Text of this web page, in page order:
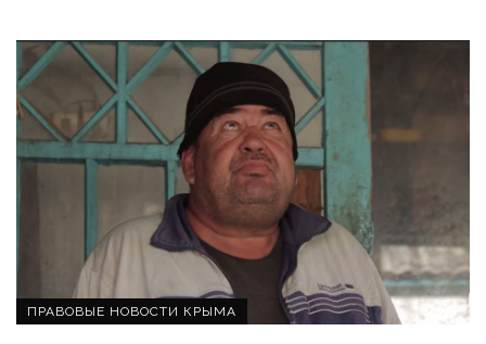
ПРАВОВЫЕ НОВОСТИ КРЫМА